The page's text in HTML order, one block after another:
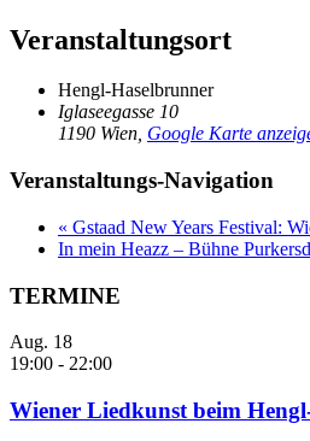
Veranstaltungsort
Hengl-Haselbrunner
Iglaseegasse 10
1190 Wien, Google Karte
Veranstaltungs-Navigation
« Gstaad New Years Festival:
In mein Heazz – Bühne
TERMINE
Aug. 18
19:00 - 22:00
Wiener Liedkunst beim